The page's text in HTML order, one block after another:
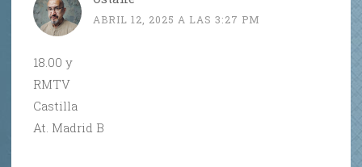
ABRIL 12, 2025 A LAS 3:27 PM
18.00 y
RMTV
Castilla
At. Madrid B